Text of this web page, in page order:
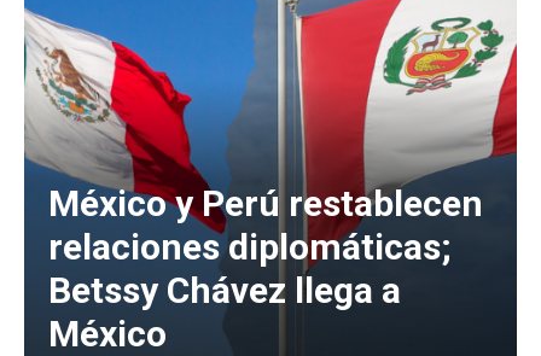
México y Perú restablecen
relaciones diplomáticas;
Betssy Chávez llega a
México